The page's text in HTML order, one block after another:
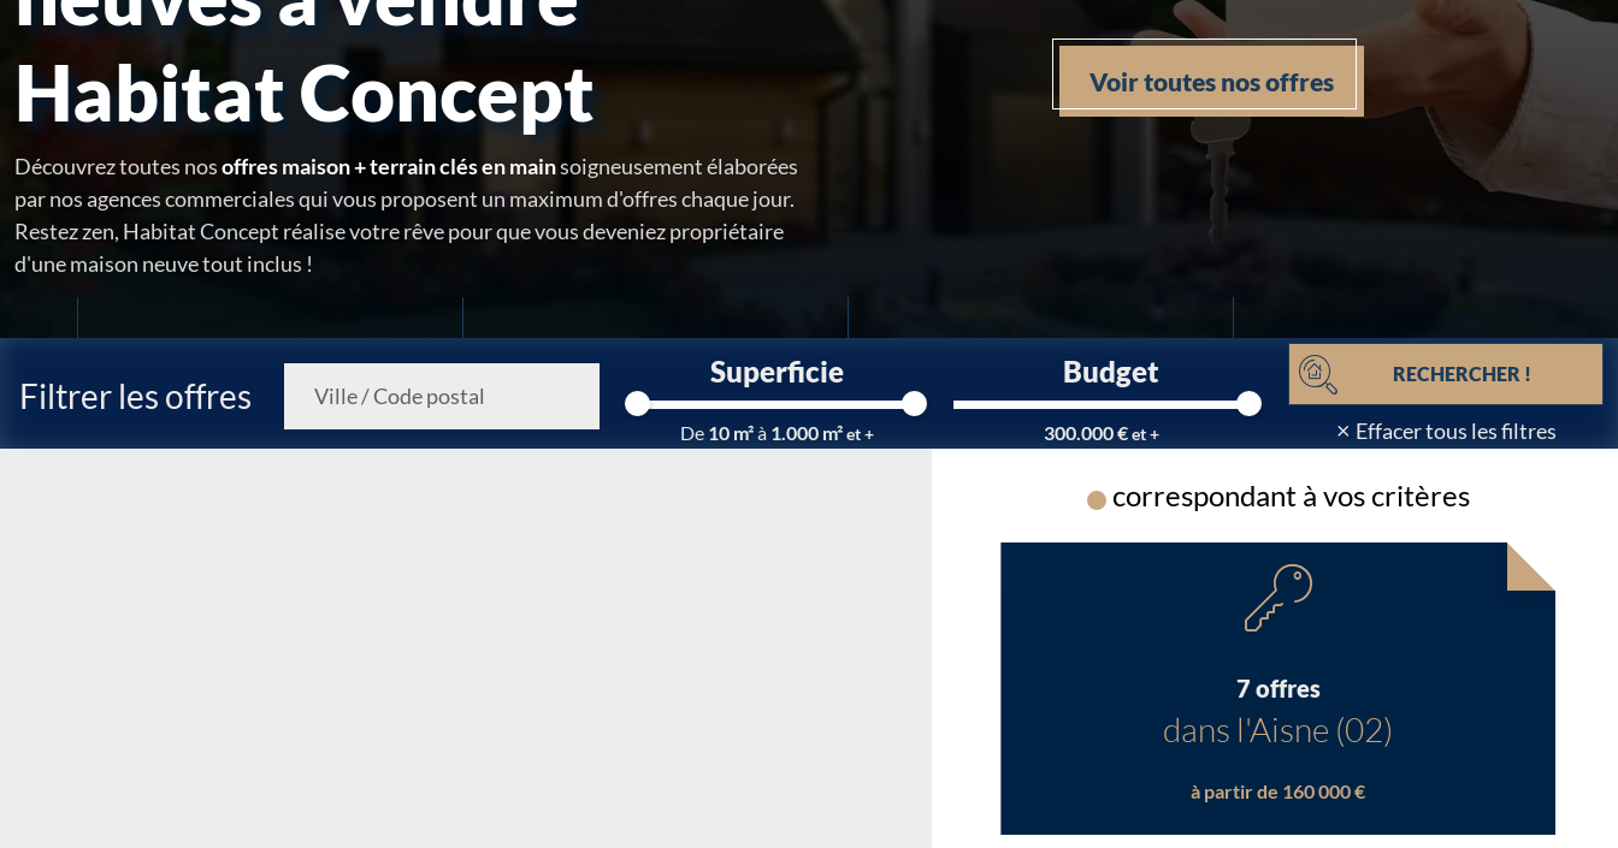
Habitat Concept
Découvrez toutes nosoffres maison + terrain clés en mainsoigneusement élaborées
par nos agences commerciales qui vous proposent un maximum d'offres chaque jour.
Restez zen, Habitat Concept réalise votre rêve pour que vous deveniez propriétaire
d'une maison neuve tout inclus !
Voir toutes nos offres
Filtrer les offres
Superficie
De 10 m²à 1.000 m²et +
Budget
300.000 €et +
RECHERCHER !
× Effacer tous les filtres
Chargement...
correspondant à vos critères
7 offres
dans l'Aisne (02)
à partir de 160 000 €